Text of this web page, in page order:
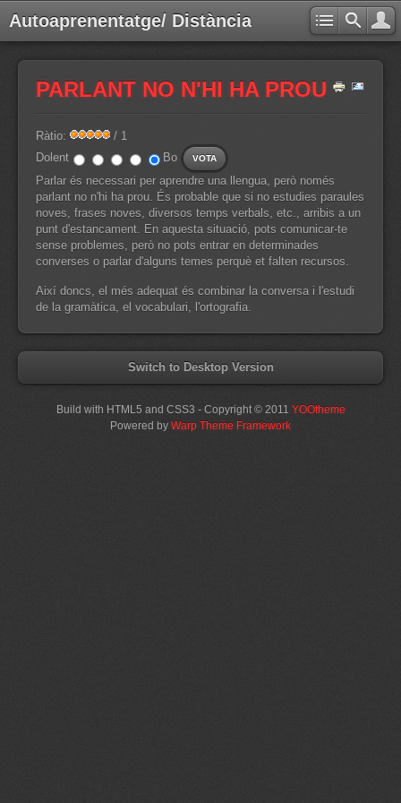
Autoaprenentatge/ Distància
PARLANT NO N'HI HA PROU
Ràtio:
/ 1
Dolent
Bo
Parlar és necessari per aprendre una llengua, però només
parlant no n'hi ha prou. És probable que si no estudies paraules
noves, frases noves, diversos temps verbals, etc., arribis a un
punt d'estancament. En aquesta situació, pots comunicar-te
sense problemes, però no pots entrar en determinades
converses o parlar d'alguns temes perquè et falten recursos.
Així doncs, el més adequat és combinar la conversa i l'estudi
de la gramàtica, el vocabulari, l'ortografia.
Switch to Desktop Version
Build with HTML5 and CSS3 - Copyright © 2011 YOOtheme
Powered by Warp Theme Framework